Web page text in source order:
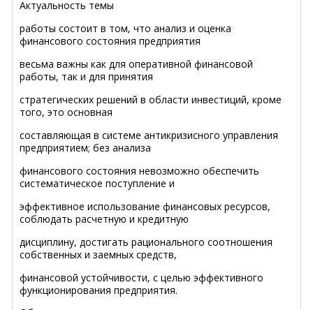
Актуальность темы
работы состоит в том, что анализ и оценка
финансового состояния предприятия
весьма важны как для оперативной финансовой
работы, так и для принятия
стратегических решений в области инвестиций, кроме
того, это основная
составляющая в системе антикризисного управления
предприятием; без анализа
финансового состояния невозможно обеспечить
систематическое поступление и
эффективное использование финансовых ресурсов,
соблюдать расчетную и кредитную
дисциплину, достигать рационального соотношения
собственных и заемных средств,
финансовой устойчивости, с целью эффективного
функционирования предприятия.